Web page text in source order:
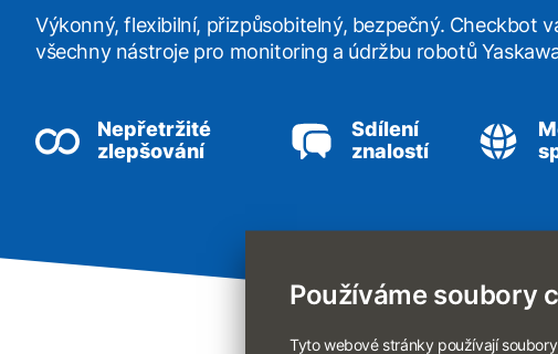
Používáme soubory
Tyto webové stránky používají
Výkonný, flexibilní, přizpůsobitelný, bezpečný. Checkbot
všechny nástroje pro monitoring a údržbu robotů
Nepřetržité
zlepšování
Sdílení
znalostí